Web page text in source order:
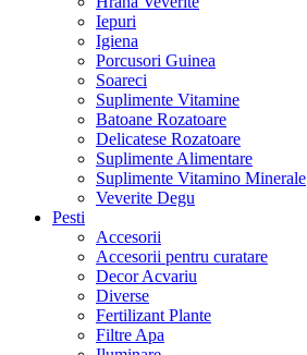
Iepuri
Igiena
Porcusori Guinea
Soareci
Suplimente Vitamine
Batoane Rozatoare
Delicatese Rozatoare
Suplimente Alimentare
Suplimente Vitamino Minerale
Veverite Degu
Pesti
Accesorii
Accesorii pentru curatare
Decor Acvariu
Diverse
Fertilizant Plante
Filtre Apa